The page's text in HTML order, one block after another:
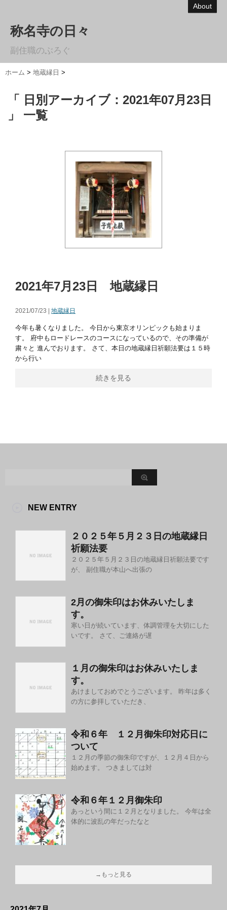
About
称名寺の日々
副住職のぶろぐ
ホーム > 地蔵縁日 >
「 日別アーカイブ：2021年07月23日
」 一覧
2021年7月23日 地蔵縁日
2021/07/23 | 地蔵縁日
今年も暑くなりました。 今日から東京オリンピックも始まりま
す。 府中もロードレースのコースになっているので、その準備が
粛々と 進んでおります。 さて、本日の地蔵縁日祈願法要は１５時
から行い
続きを見る
NEW ENTRY
２０２５年５月２３日の地蔵縁日
祈願法要
２０２５年５月２３日の地蔵縁日祈願法要です
が、 副住職が本山へ出張の
2月の御朱印はお休みいたしま
す。
寒い日が続いています、体調管理を大切にした
いです。 さて、ご連絡が遅
１月の御朱印はお休みいたしま
す。
あけましておめでとうございます。 昨年は多く
の方に参拝していただき、
令和６年 １２月御朱印対応日に
ついて
１２月の季節の御朱印ですが、１２月４日から
始めます。 つきましては対
令和６年１２月御朱印
あっという間に１２月となりました。 今年は全
体的に波乱の年だったなと
→もっと見る